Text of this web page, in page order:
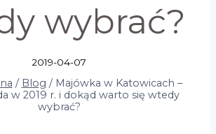
wybrać?
2019-04-07
/ Blog / Majówka w Katowicach –
w 2019 r. i dokąd warto się wtedy
wybrać?